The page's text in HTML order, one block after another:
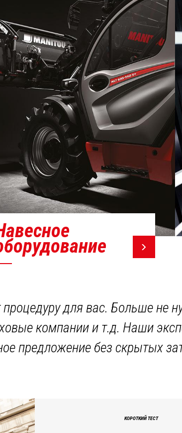
для вас. Больше не
компании и т.д. Наши
предложение без скрытых
КОРОТКИЙ ТЕСТ